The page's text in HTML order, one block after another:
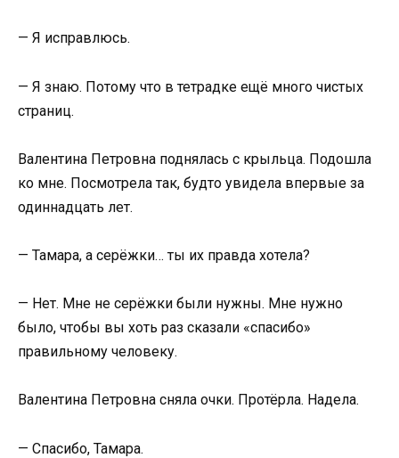
— Я исправлюсь.
— Я знаю. Потому что в тетрадке ещё много чистых
страниц.
Валентина Петровна поднялась с крыльца. Подошла
ко мне. Посмотрела так, будто увидела впервые за
одиннадцать лет.
— Тамара, а серёжки… ты их правда хотела?
— Нет. Мне не серёжки были нужны. Мне нужно
было, чтобы вы хоть раз сказали «спасибо»
правильному человеку.
Валентина Петровна сняла очки. Протёрла. Надела.
— Спасибо, Тамара.